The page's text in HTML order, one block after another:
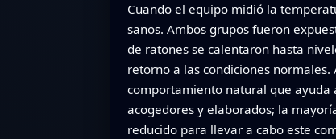
Cuando el equipo midió la
sanos. Ambos grupos fueron
de ratones se calentaron hasta
retorno a las condiciones
comportamiento natural que ayuda
acogedores y elaborados; la
reducido para llevar a cabo este